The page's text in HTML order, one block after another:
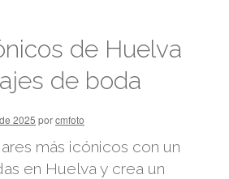
de Huelva
de boda
2025 porcmfoto
más icónicos con un
en Huelva y crea un